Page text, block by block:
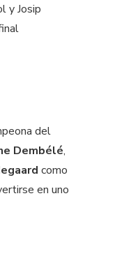
y Josip
del
Dembélé,
como
en uno